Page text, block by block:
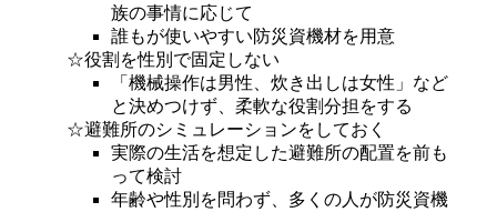
族の事情に応じて
誰もが使いやすい防災資機材を用意
☆役割を性別で固定しない
「機械操作は男性、炊き出しは女性」など
と決めつけず、柔軟な役割分担をする
☆避難所のシミュレーションをしておく
実際の生活を想定した避難所の配置を前も
って検討
年齢や性別を問わず、多くの人が防災資機